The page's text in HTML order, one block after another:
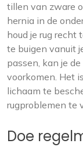
tillen van zware
hernia in de
houd je rug
te buigen vanuit
passen, kan je
voorkomen. Het
lichaam te
rugproblemen te
Doe